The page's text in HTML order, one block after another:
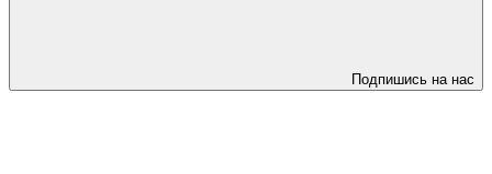
Подпишись на нас